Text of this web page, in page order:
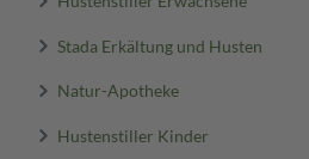
Stada Erkältung und Husten
Natur-Apotheke
Hustenstiller Kinder